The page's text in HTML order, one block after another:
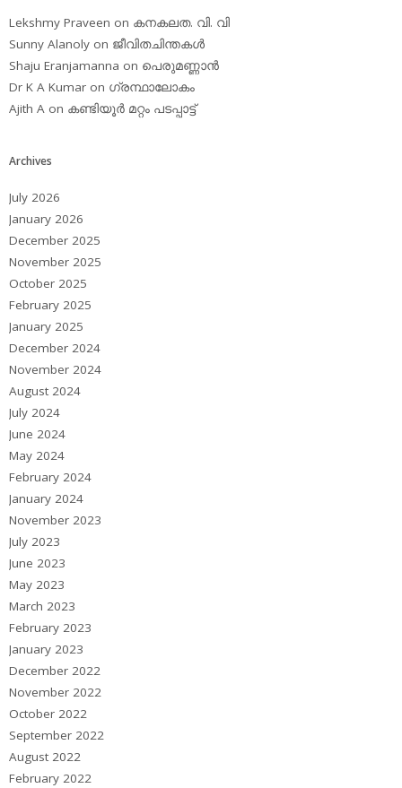
Lekshmy Praveen on കനകലത. വി. വി
Sunny Alanoly on ജീവിതചിന്തകള്‍
Shaju Eranjamanna on പെരുമണ്ണാന്‍
Dr K A Kumar on ഗ്രന്ഥാലോകം
Ajith A on കണ്ടിയൂര്‍ മറ്റം പടപ്പാട്ട്‌
Archives
July 2026
January 2026
December 2025
November 2025
October 2025
February 2025
January 2025
December 2024
November 2024
August 2024
July 2024
June 2024
May 2024
February 2024
January 2024
November 2023
July 2023
June 2023
May 2023
March 2023
February 2023
January 2023
December 2022
November 2022
October 2022
September 2022
August 2022
February 2022